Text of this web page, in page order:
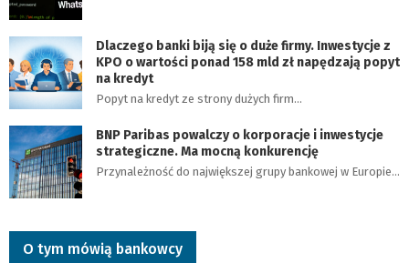
Dlaczego banki biją się o duże firmy. Inwestycje z
KPO o wartości ponad 158 mld zł napędzają popyt
na kredyt
Popyt na kredyt ze strony dużych firm…
BNP Paribas powalczy o korporacje i inwestycje
strategiczne. Ma mocną konkurencję
Przynależność do największej grupy bankowej w Europie…
O tym mówią bankowcy